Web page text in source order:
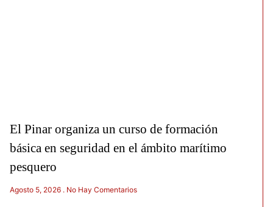
El Pinar organiza un curso de formación
básica en seguridad en el ámbito marítimo
pesquero
Agosto 5, 2026 No Hay Comentarios